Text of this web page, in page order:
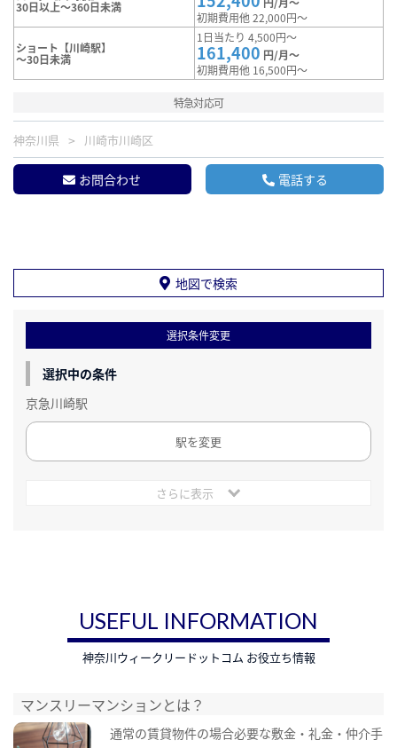
30日以上～360日未満
初期費用他 22,000円～
ショート【川崎駅】
～30日未満
1日当たり 4,500円～
161,400 円/月～
初期費用他 16,500円～
特急対応可
神奈川県 川崎市川崎区
お問合わせ 電話する
地図で検索
選択条件変更
選択中の条件
京急川崎駅
駅を変更
さらに表示
USEFUL INFORMATION
神奈川ウィークリードットコム お役立ち情報
マンスリーマンションとは？
通常の賃貸物件の場合必要な敷金・礼金・仲介手